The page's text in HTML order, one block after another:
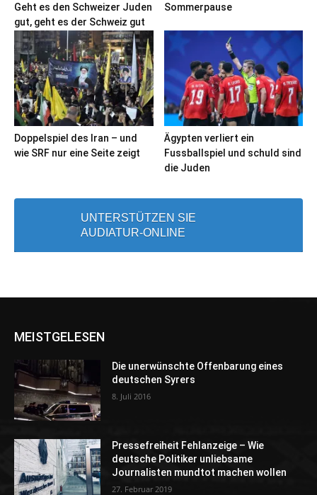
Geht es den Schweizer Juden
gut, geht es der Schweiz gut
Sommerpause
Doppelspiel des Iran – und
wie SRF nur eine Seite zeigt
Ägypten verliert ein
Fussballspiel und schuld sind
die Juden
UNTERSTÜTZEN SIE
AUDIATUR-ONLINE
MEISTGELESEN
Die unerwünschte Offenbarung eines
deutschen Syrers
8. Juli 2016
Pressefreiheit Fehlanzeige – Wie
deutsche Politiker unliebsame
Journalisten mundtot machen wollen
27. Februar 2019